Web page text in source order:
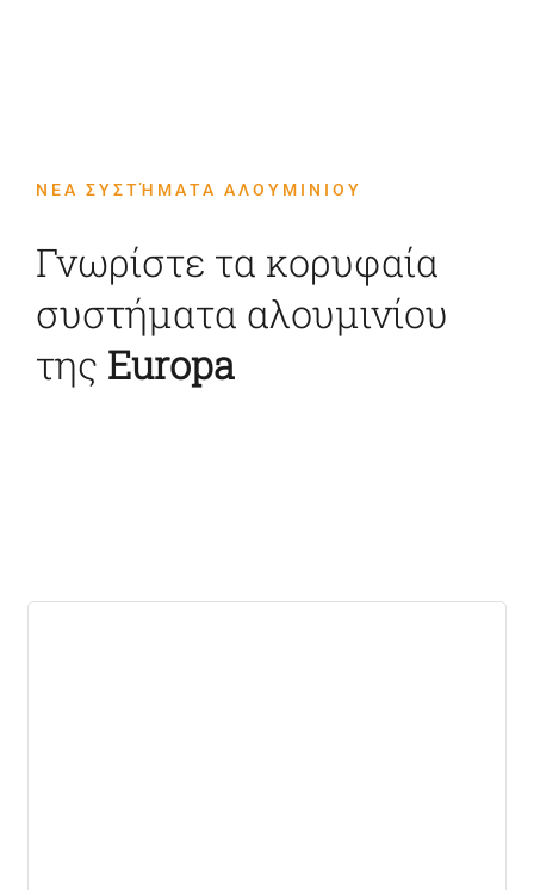
ΝΕΑ ΣΥΣΤΉΜΑΤΑ ΑΛΟΥΜΙΝΙΟΥ
Γνωρίστε τα κορυφαία
συστήματα αλουμινίου
της Εuropa